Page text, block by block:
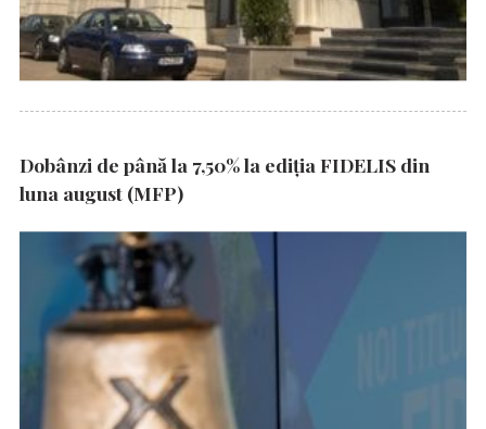
Dobânzi de până la 7,50% la ediția FIDELIS din
luna august (MFP)